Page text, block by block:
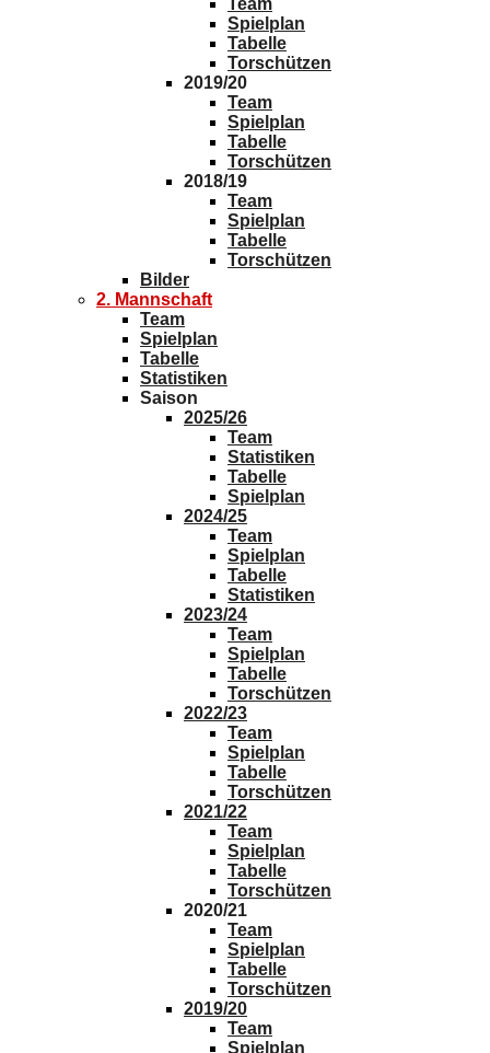
Spielplan
Tabelle
Torschützen
2019/20
Team
Spielplan
Tabelle
Torschützen
2018/19
Team
Spielplan
Tabelle
Torschützen
Bilder
2. Mannschaft
Team
Spielplan
Tabelle
Statistiken
Saison
2025/26
Team
Statistiken
Tabelle
Spielplan
2024/25
Team
Spielplan
Tabelle
Statistiken
2023/24
Team
Spielplan
Tabelle
Torschützen
2022/23
Team
Spielplan
Tabelle
Torschützen
2021/22
Team
Spielplan
Tabelle
Torschützen
2020/21
Team
Spielplan
Tabelle
Torschützen
2019/20
Team
Spielplan